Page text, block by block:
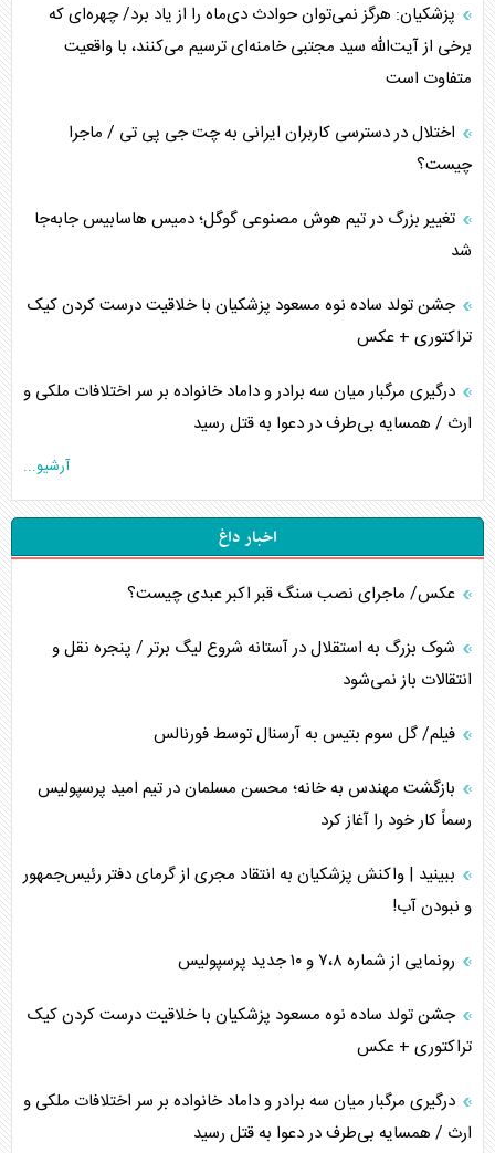
پزشکیان: هرگز نمی‌توان حوادث دی‌ماه را از یاد برد/ چهره‌ای که
برخی از آیت‌الله سید مجتبی خامنه‌ای ترسیم می‌کنند، با واقعیت
متفاوت است
اختلال در دسترسی کاربران ایرانی به چت جی پی تی / ماجرا
چیست؟
تغییر بزرگ در تیم هوش مصنوعی گوگل؛ دمیس هاسابیس جابه‌جا
شد
جشن تولد ساده نوه مسعود پزشکیان با خلاقیت درست کردن کیک
تراکتوری + عکس
درگیری مرگبار میان سه برادر و داماد خانواده بر سر اختلافات ملکی و
ارث / همسایه بی‌طرف در دعوا به قتل رسید
آرشیو...
اخبار داغ
عکس/ ماجرای نصب سنگ قبر اکبر عبدی چیست؟
شوک بزرگ به استقلال در آستانه شروع لیگ برتر / پنجره نقل و
انتقالات باز نمی‌شود
فیلم/ گل سوم بتیس به آرسنال توسط فورنالس
بازگشت مهندس به خانه؛ محسن مسلمان در تیم امید پرسپولیس
رسماً کار خود را آغاز کرد
ببینید | واکنش پزشکیان به انتقاد مجری از گرمای دفتر رئیس‌جمهور
و نبودن آب!
رونمایی از شماره ۷،۸ و ۱۰ جدید پرسپولیس
جشن تولد ساده نوه مسعود پزشکیان با خلاقیت درست کردن کیک
تراکتوری + عکس
درگیری مرگبار میان سه برادر و داماد خانواده بر سر اختلافات ملکی و
ارث / همسایه بی‌طرف در دعوا به قتل رسید